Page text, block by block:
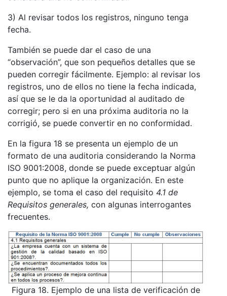
3) Al revisar todos los registros, ninguno tenga
fecha.
También se puede dar el caso de una
“observación”, que son pequeños detalles que se
pueden corregir fácilmente. Ejemplo: al revisar los
registros, uno de ellos no tiene la fecha indicada,
así que se le da la oportunidad al auditado de
corregir; pero si en una próxima auditoria no la
corrigió, se puede convertir en no conformidad.
En la figura 18 se presenta un ejemplo de un
formato de una auditoria considerando la Norma
ISO 9001:2008, donde se puede exceptuar algún
punto que no aplique la organización. En este
ejemplo, se toma el caso del requisito 4.1 de
Requisitos generales, con algunas interrogantes
frecuentes.
Figura 18. Ejemplo de una lista de verificación de